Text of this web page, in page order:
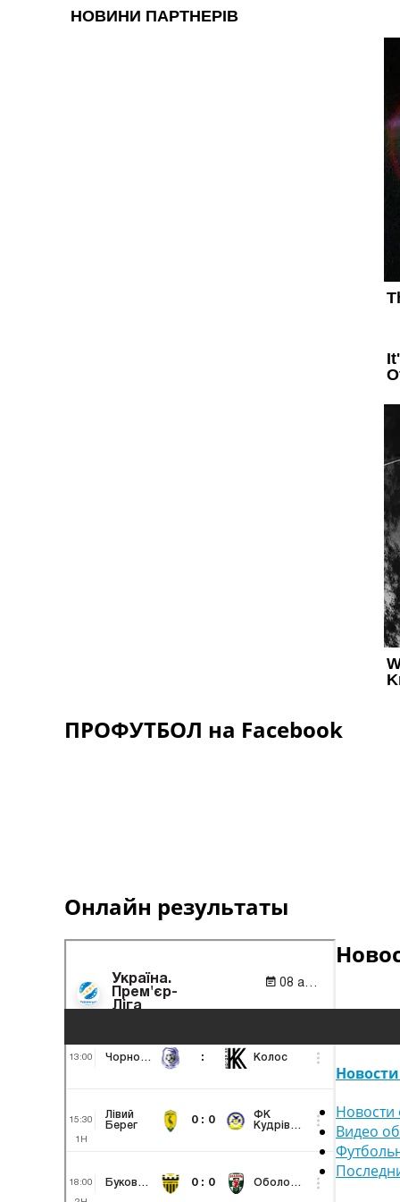
ПРОФУТБОЛ на Facebook
Онлайн результаты
Новости
Видео